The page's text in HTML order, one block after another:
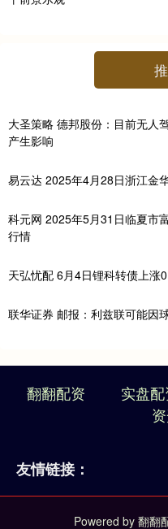
大圣策略 德邦股份：目前无人
产生影响
易云达 2025年4月28日浙江金
科元网 2025年5月31日临夏市
行情
天弘忧配 6月4日锂科转债上涨
联华证券 邮报：利兹联可能因
翻翻配资 实盘
友情链接：
Powered by 翻翻